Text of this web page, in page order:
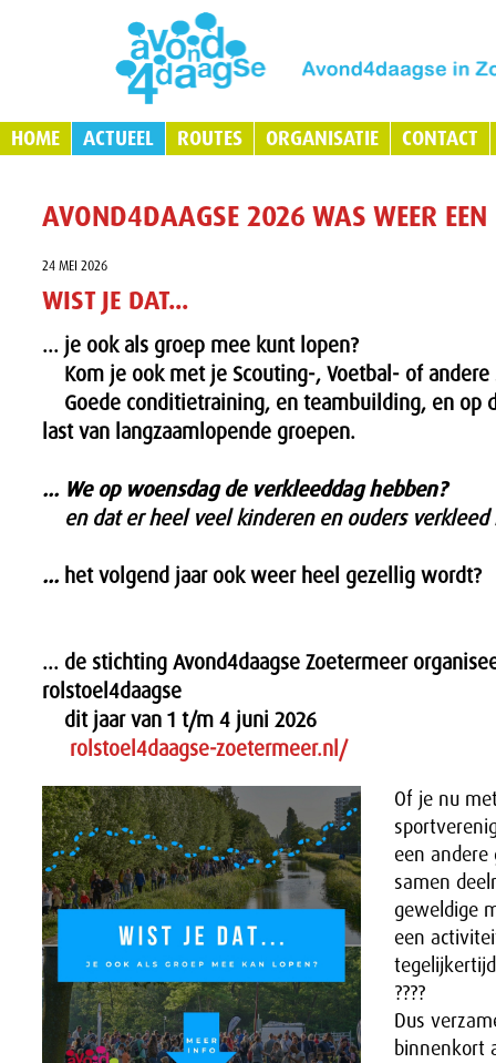
HOME ACTUEEL ROUTES ORGANISATIE CONTACT
AVOND4DAAGSE 2026 WAS WEER EEN
24 MEI 2026
WIST JE DAT...
... je ook als groep mee kunt lopen?
Kom je ook met je Scouting-, Voetbal- of
Goede conditietraining, en teambuilding, en op
last van langzaamlopende groepen.
... We op woensdag de verkleeddag hebben?
en dat er heel veel kinderen en ouders verkleed
... het volgend jaar ook weer heel gezellig wordt?
... de stichting Avond4daagse Zoetermeer
rolstoel4daagse
dit jaar van 1 t/m 4 juni 2026
rolstoel4daagse-zoetermeer.nl/
Of je nu
een
samen
geweldige
een
????
Dus
binnenkort